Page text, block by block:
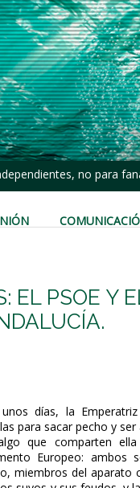
no para
EL PSOE Y
días, la
para sacar pecho y
que comparten
Europeo: ambos
miembros del aparato